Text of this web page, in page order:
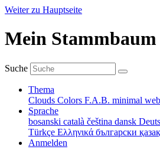
Weiter zu Hauptseite
Mein Stammbaum
Suche
Thema
Clouds Colors F.A.B. minimal
Sprache
bosanski català čeština dansk
Türkçe Ελληνικά български
Anmelden